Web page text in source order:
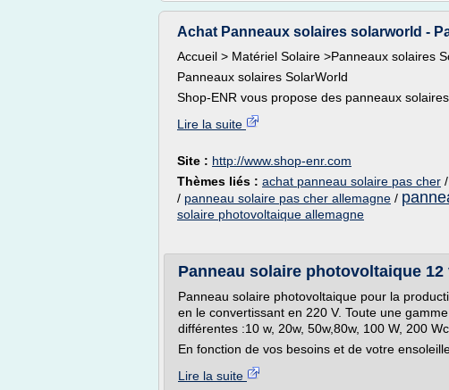
Achat Panneaux solaires solarworld -
Accueil > Matériel Solaire >Panneaux solaires
Panneaux solaires SolarWorld
Shop-ENR vous propose des panneaux
Lire la suite
Site : http://www.shop-enr.com
Thèmes liés : achat panneau solaire pas cher /
/ panneau solaire pas cher allemagne /
solaire photovoltaique allemagne
Panneau solaire photovoltaique
Panneau solaire photovoltaique pour la
en le convertissant en 220 V. Toute une
différentes :10 w, 20w, 50w,80w, 100 W, 200
En fonction de vos besoins et de votre
Lire la suite